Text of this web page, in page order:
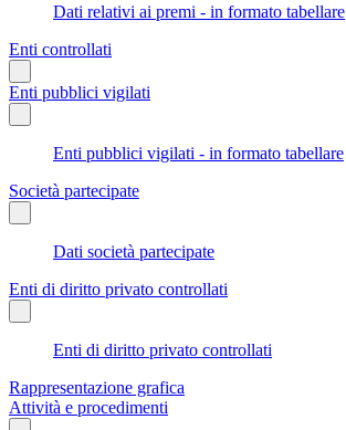
Dati relativi ai premi - in formato tabellare
Enti controllati
Enti pubblici vigilati
Enti pubblici vigilati - in formato tabellare
Società partecipate
Dati società partecipate
Enti di diritto privato controllati
Enti di diritto privato controllati
Rappresentazione grafica
Attività e procedimenti